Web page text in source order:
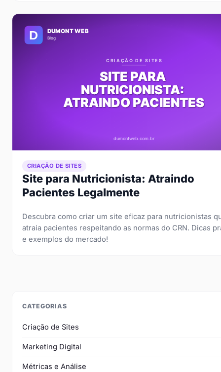
CRIAÇÃO DE SITES
Site para Nutricionista: Atraindo
Pacientes Legalmente
Descubra como criar um site eficaz para nutricionistas
atraia pacientes respeitando as normas do CRN. Dicas
e exemplos do mercado!
CATEGORIAS
Criação de Sites
Marketing Digital
Métricas e Análise